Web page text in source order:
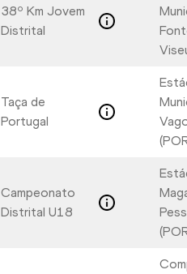
38º Km Jovem
Distrital
Taça de
Portugal
Campeonato
Distrital U18